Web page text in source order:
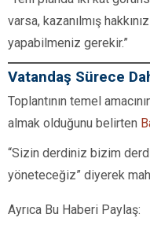
varsa, kazanılmış
yapabilmeniz gerekir.”
Vatandaş Sürece
Toplantının temel
almak olduğunu belirten
“Sizin derdiniz bizim
yöneteceğiz” diyerek
Ayrıca Bu Haberi Paylaş: